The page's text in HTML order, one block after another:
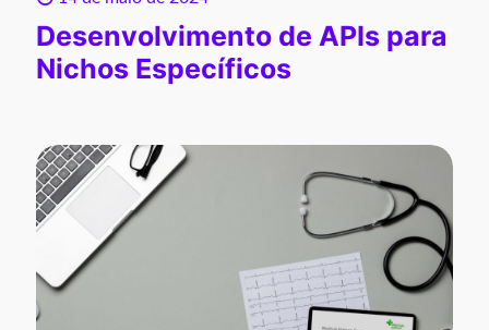
Desenvolvimento de APIs para
Nichos Específicos